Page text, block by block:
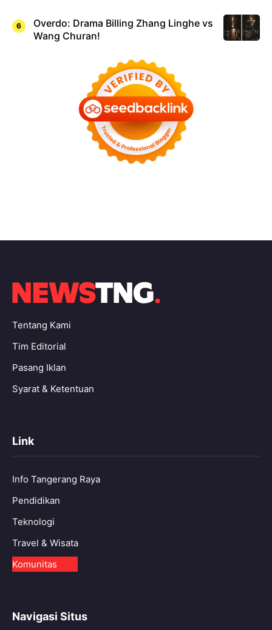
Overdo: Drama Billing Zhang Linghe vs
Wang Churan!
Tentang Kami
Tim Editorial
Pasang Iklan
Syarat & Ketentuan
Link
Info Tangerang Raya
Pendidikan
Teknologi
Travel & Wisata
Komunitas
Navigasi Situs